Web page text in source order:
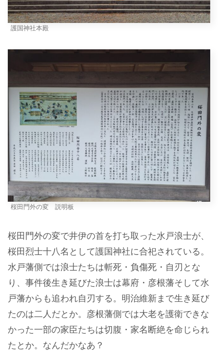
護国神社本殿
桜田門外の変 説明板
桜田門外の変で井伊の首を打ち取った水戸浪士が、
桜田烈士十八名として護国神社に合祀されている。
水戸藩側では浪士たちは斬死・負傷死・自刃とな
り、事件後生き延びた浪士は幕府・彦根藩そして水
戸藩からも追われ自刃する。明治維新まで生き延び
たのは二人だとか。彦根藩側では大老を護衛できな
かった一部の家臣たちは切腹・家名断絶を命じられ
たとか。なんだかなあ？